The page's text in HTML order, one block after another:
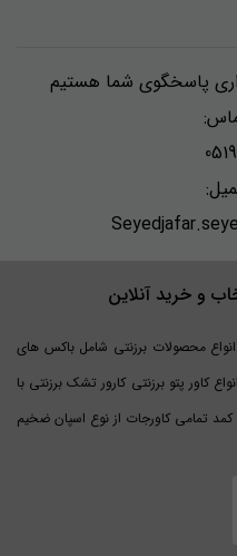
پاسخگوی شما هستیم
و خرید آنلاین
انواع محصولات برزنتی شامل باکس های
کاور پتو برزنتی کارور تشک برزنتی با
تمامی کاورجات از نوع اسپان ضخیم